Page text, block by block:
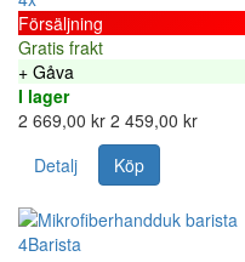
Försäljning
Gratis frakt
+ Gåva
I lager
2 669,00 kr 2 459,00 kr
Detalj
Köp